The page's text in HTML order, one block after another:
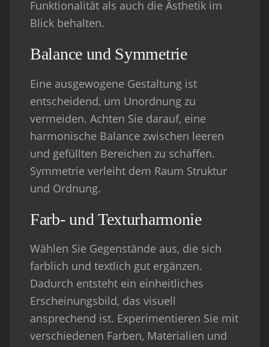
Funktionalität als auch die Ästhetik im
Blick behalten.
Balance und Symmetrie
Eine ausgewogene Gestaltung ist
entscheidend, um Unordnung zu
vermeiden. Achten Sie darauf, eine
harmonische Balance zwischen leeren
und gefüllten Bereichen zu schaffen.
Symmetrie verleiht dem Raum Struktur
und Ordnung.
Farb- und Texturharmonie
Wählen Sie Gegenstände aus, die sich
farblich und textlich gut ergänzen.
Dadurch entsteht ein einheitliches
Erscheinungsbild, das visuell
ansprechend ist. Experimentieren Sie mit
verschiedenen Farben, Materialien und